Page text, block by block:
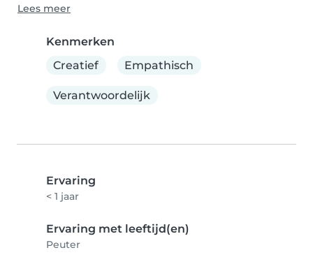
Lees meer
Kenmerken
Creatief
Empathisch
Verantwoordelijk
Ervaring
< 1 jaar
Ervaring met leeftijd(en)
Peuter